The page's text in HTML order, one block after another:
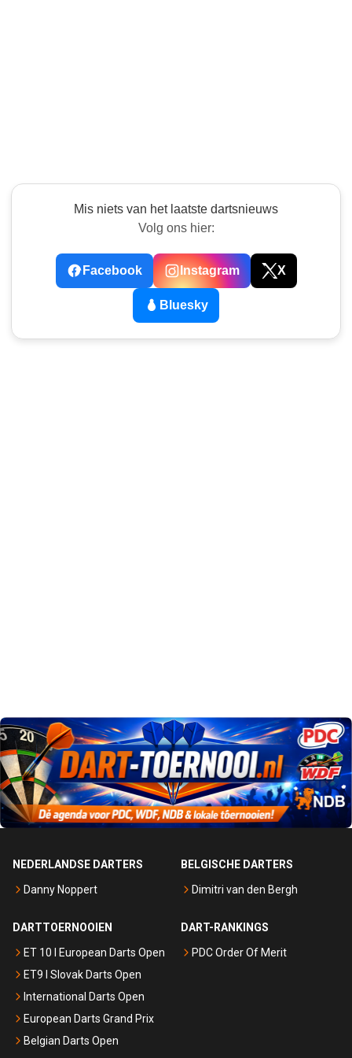
Mis niets van het laatste dartsnieuws
Volg ons hier:
Facebook Instagram X
Bluesky
NEDERLANDSE DARTERS
Danny Noppert
BELGISCHE DARTERS
Dimitri van den Bergh
DARTTOERNOOIEN
ET 10 I European Darts Open
ET9 I Slovak Darts Open
International Darts Open
European Darts Grand Prix
Belgian Darts Open
DART-RANKINGS
PDC Order Of Merit